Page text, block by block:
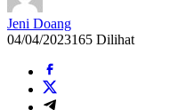
Jeni Doang
04/04/2023165 Dilihat